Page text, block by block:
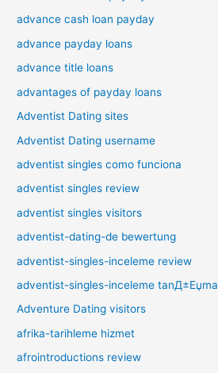
advance cash loan payday
advance payday loans
advance title loans
advantages of payday loans
Adventist Dating sites
Adventist Dating username
adventist singles como funciona
adventist singles review
adventist singles visitors
adventist-dating-de bewertung
adventist-singles-inceleme review
adventist-singles-inceleme tanД±Еџma
Adventure Dating visitors
afrika-tarihleme hizmet
afrointroductions review